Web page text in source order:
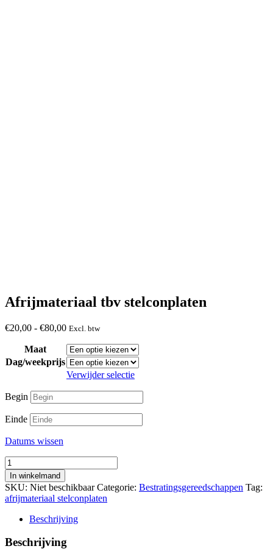
Afrijmateriaal tbv stelconplaten
€20,00 - €80,00Prijsklasse:
tot
€80,00
Excl. btw
Maat
Dag/weekprijs
Verwijder selectie
Begin
Einde
Datums wissen
Afrijmateriaal
tbv
stelconplaten
aantal
In winkelmand
SKU: Niet beschikbaar Categorie: Bestratingsgereedschappen Tag:
afrijmateriaal stelconplaten
Beschrijving
Beschrijving